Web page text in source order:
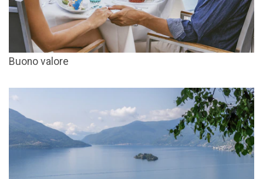
Buono valore